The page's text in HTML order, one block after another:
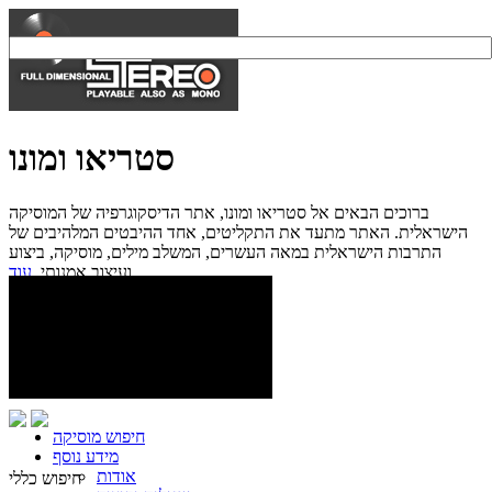
סטריאו ומונו
ברוכים הבאים אל סטריאו ומונו, אתר הדיסקוגרפיה של המוסיקה
הישראלית. האתר מתעד את התקליטים, אחד ההיבטים המלהיבים של
התרבות הישראלית במאה העשרים, המשלב מילים, מוסיקה, ביצוע
ועיצוב אמנותי.עוד...
חיפוש מוסיקה
מידע נוסף
אודות
חיפוש כללי